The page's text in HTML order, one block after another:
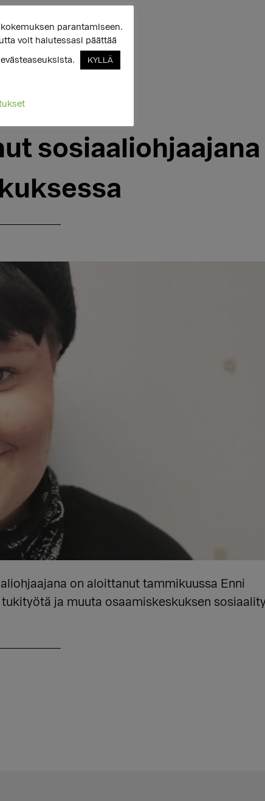
sosiaaliohjaajana
on aloittanut tammikuussa Enni
ja muuta osaamiskeskuksen
parantamiseen.
voit halutessasi päättää
KYLLÄ